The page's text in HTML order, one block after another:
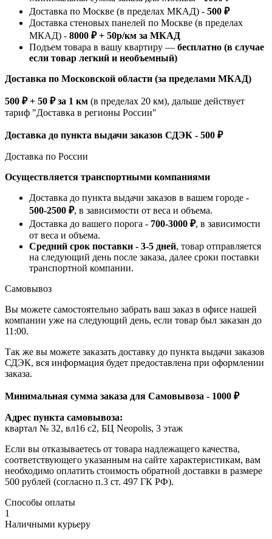
Доставка по Москве (в пределах МКАД) - 500 ₽
Доставка стеновых панелей по Москве (в пределах
МКАД) - 8000 ₽ + 50р/км за МКАД
Подъем товара в вашу квартиру — бесплатно (в случае
если товар легкий и необъемный)
Доставка по Московской области (за пределами МКАД)
500 ₽ + 50 ₽ за 1 км (в пределах 20 км), дальше действует
тариф "Доставка в регионы России"
Доставка до пункта выдачи заказов СДЭК - 500 ₽
Доставка по России
Осуществляется транспортными компаниями
Доставка до пункта выдачи заказов в вашем городе -
500-2500 ₽, в зависимости от веса и объема.
Доставка до вашего порога - 700-3000 ₽, в зависимости
от веса и объема.
Средний срок поставки - 3-5 дней, товар отправляется
на следующий день после заказа, далее сроки поставки
транспортной компании.
Самовывоз
Вы можете самостоятельно забрать ваш заказ в офисе нашей
компании уже на следующий день, если товар был заказан до
11:00.
Так же вы можете заказать доставку до пункта выдачи заказов
СДЭК, вся информация будет предоставлена при оформлении
заказа.
Минимальная сумма заказа для Самовывоза - 1000 ₽
Адрес пункта самовывоза:
квартал № 32, вл16 с2, БЦ Neopolis, 3 этаж
Если вы отказываетесь от товара надлежащего качества,
соответствующего указанным на сайте характеристикам, вам
необходимо оплатить стоимость обратной доставки в размере
500 рублей (согласно п.3 ст. 497 ГК РФ).
Способы оплаты
1
Наличными курьеру